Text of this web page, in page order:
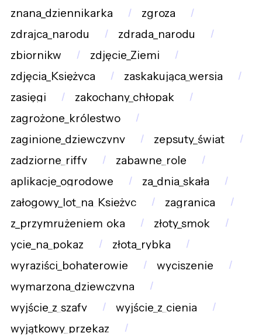
znana_dziennikarka
zgroza
zdrajca_narodu
zdrada_narodu
zbiornikw
zdjęcie_Ziemi
zdjęcia_Księżyca
zaskakująca_wersja
zasięgi
zakochany_chłopak
zagrożone_królestwo
zaginione_dziewczyny
zepsuty_świat
zadziorne_riffy
zabawne_role
aplikacje_ogrodowe
za_dnia_skała
załogowy_lot_na_Księżyc
zagranica
z_przymrużeniem_oka
złoty_smok
ycie_na_pokaz
złota_rybka
wyraziści_bohaterowie
wyciszenie
wymarzona_dziewczyna
wyjście_z_szafy
wyjście_z_cienia
wyjątkowy_przekaz